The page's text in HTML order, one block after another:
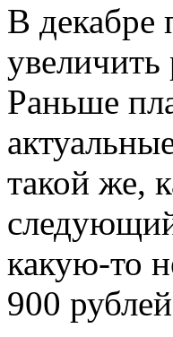
В декабре
Раньше
такой же,
какую-то
900